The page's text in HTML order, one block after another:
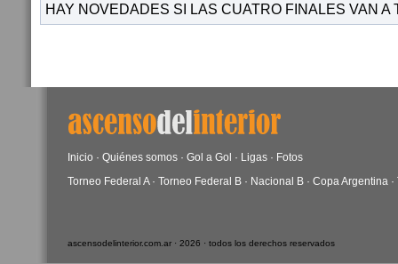
HAY NOVEDADES SI LAS CUATRO FINALES VAN A
Inicio · Quiénes somos · Gol a Gol · Ligas · Fotos
Torneo Federal A· Torneo Federal B · Nacional B · Copa Argentina ·
ascensodelinterior.com.ar · 2026 · todos los derechos reservados